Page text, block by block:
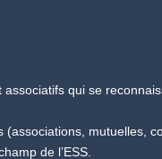
qui se
mutuelles,
de l’ESS.